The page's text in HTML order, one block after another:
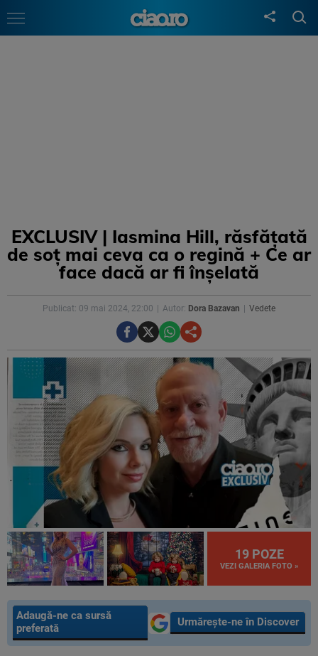
EXCLUSIV | Iasmina Hill, răsfățată
de soț mai ceva ca o regină + Ce ar
face dacă ar fi înșelată
Publicat: 09 mai 2024, 22:00 Autor: Dora Bazavan Vedete
19 POZE
VEZI GALERIA FOTO »
Adaugă-ne ca sursă
preferată
Urmărește-ne în Discover